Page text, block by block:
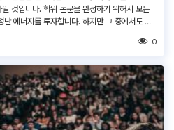
것입니다. 학위 논문을 완성하기 위해서 모든
에너지를 투자합니다. 하지만 그 중에서도 높
0